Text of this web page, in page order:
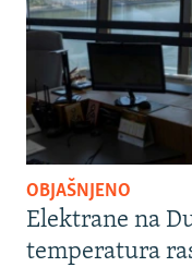
OBJAŠNJENO
Elektrane na
temperatura